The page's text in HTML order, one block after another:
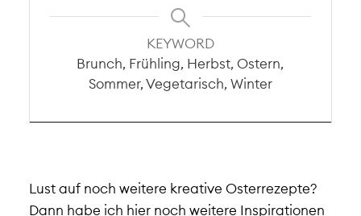
KEYWORD
Brunch, Frühling, Herbst, Ostern,
Sommer, Vegetarisch, Winter
Lust auf noch weitere kreative Osterrezepte?
Dann habe ich hier noch weitere Inspirationen